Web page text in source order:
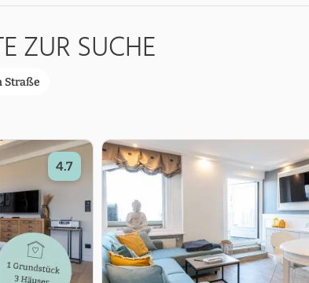
ZUR SUCHE
Straße
4.7